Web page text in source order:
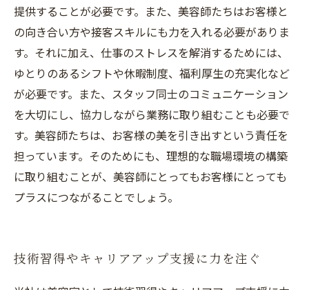
提供することが必要です。また、美容師たちはお客様と
の向き合い方や接客スキルにも力を入れる必要がありま
す。それに加え、仕事のストレスを解消するためには、
ゆとりのあるシフトや休暇制度、福利厚生の充実化など
が必要です。また、スタッフ同士のコミュニケーション
を大切にし、協力しながら業務に取り組むことも必要で
す。美容師たちは、お客様の美を引き出すという責任を
担っています。そのためにも、理想的な職場環境の構築
に取り組むことが、美容師にとってもお客様にとっても
プラスにつながることでしょう。
技術習得やキャリアアップ支援に力を注ぐ